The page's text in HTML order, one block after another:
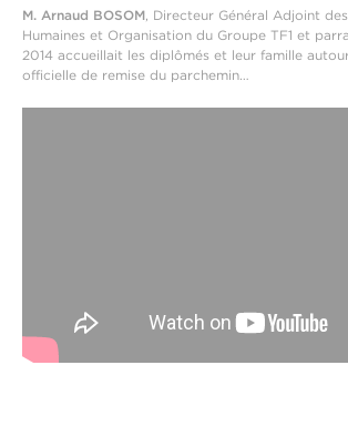
M. Arnaud BOSOM, Directeur Général Adjoint
Humaines et Organisation du Groupe TF1 et
2014 accueillait les diplômés et leur famille
officielle de remise du parchemin…